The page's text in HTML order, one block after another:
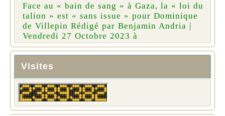
Face au « bain de sang » à Gaza, la « loi du
talion » est « sans issue » pour Dominique
de Villepin Rédigé par Benjamin Andria |
Vendredi 27 Octobre 2023 à
Visites